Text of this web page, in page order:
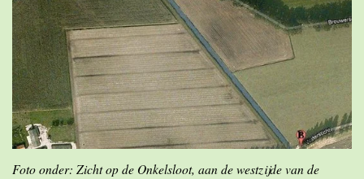
Foto onder: Zicht op de Onkelsloot, aan de westzijde van de